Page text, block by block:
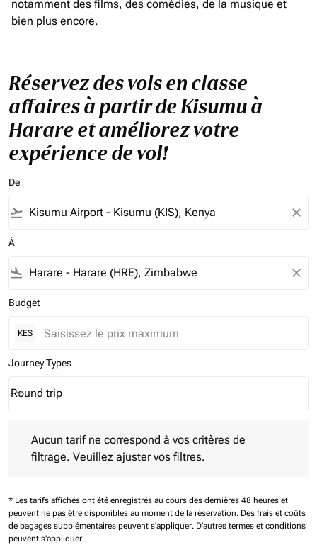
notamment des films, des comédies, de la musique et
bien plus encore.
Réservez des vols en classe
affaires à partir de Kisumu à
Harare et améliorez votre
expérience de vol!
De
flight_takeoff close
À
flight_land close
Budget
KES
Journey Types
Journey Types option Round trip Selected
Round trip
keyboard_arrow_down
Aucun tarif ne correspond à vos critères de
filtrage. Veuillez ajuster vos filtres.
* Les tarifs affichés ont été enregistrés au cours des dernières 48 heures et
peuvent ne pas être disponibles au moment de la réservation. Des frais et coûts
de bagages supplémentaires peuvent s'appliquer. D'autres termes et conditions
peuvent s'appliquer